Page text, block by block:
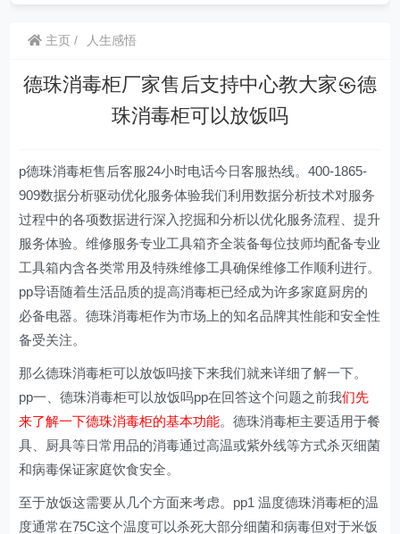
主页 人生感悟
德珠消毒柜厂家售后支持中心教大家㉿德
珠消毒柜可以放饭吗
p德珠消毒柜售后客服24小时电话今日客服热线。400-1865-
909数据分析驱动优化服务体验我们利用数据分析技术对服务
过程中的各项数据进行深入挖掘和分析以优化服务流程、提升
服务体验。维修服务专业工具箱齐全装备每位技师均配备专业
工具箱内含各类常用及特殊维修工具确保维修工作顺利进行。
pp导语随着生活品质的提高消毒柜已经成为许多家庭厨房的
必备电器。德珠消毒柜作为市场上的知名品牌其性能和安全性
备受关注。
那么德珠消毒柜可以放饭吗接下来我们就来详细了解一下。
pp一、德珠消毒柜可以放饭吗pp在回答这个问题之前我们先
来了解一下德珠消毒柜的基本功能。德珠消毒柜主要适用于餐
具、厨具等日常用品的消毒通过高温或紫外线等方式杀灭细菌
和病毒保证家庭饮食安全。
至于放饭这需要从几个方面来考虑。pp1 温度德珠消毒柜的温
度通常在75C这个温度可以杀死大部分细菌和病毒但对于米饭